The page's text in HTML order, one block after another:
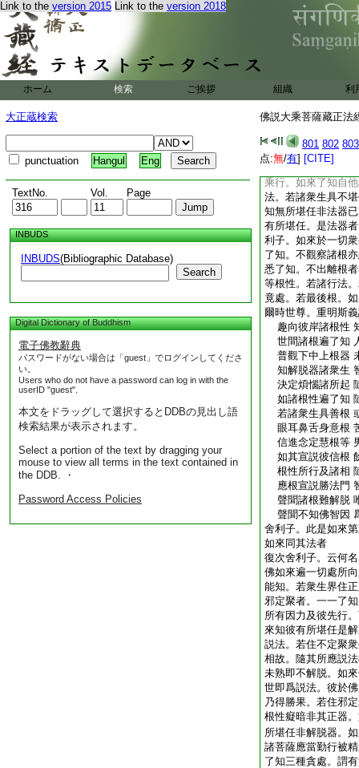
Link to the version 2015 Link to the version 2018
ホーム 検索 ご挨拶 組織 利
大正蔵検索
punctuation Hangul Eng
TextNo. Vol. Page
INBUDS
INBUDS(Bibliographic Database)
Search
Digital Dictionary of Buddhism
電子佛教辭典
パスワードがない場合は「guest」でログインしてくださ
い。
Users who do not have a password can log in with the
userID "guest".
本文をドラッグして選択するとDDBの見出し語
検索結果が表示されます。
Select a portion of the text by dragging your
mouse to view all terms in the text contained in
the DDB. ・
Password Access Policies
佛説大乘菩薩藏正法
801 802 803
点:無/有] [CITE]
諸衆生有精進根性
他根故。即爲宣説
定根性修勝慧行。
宣説禪定之法。若
法。總略乃至諸菩
生具聲聞根性。修
根故。即爲宣説聲
根性。修聲聞乘行
宣説縁覺乘法。若
聲聞縁覺乘行。如
説大乘之法。若諸
乘行。如來了知自
法。若諸衆生具不
知無所堪任非法器
有所堪任。是法器
利子。如來於一切
了知。不觀察諸根
悉了知。不出離根
等根性。若諸行法
竟處。若最後根。
爾時世尊。重明斯
趣向彼岸諸根性
世間諸根遍了知
普觀下中上根器
知解脱器諸衆生
決定煩惱諸所起
如諸根性遍了知
若諸衆生具善根
眼耳鼻舌身意根
信進念定慧根等
如其宣説彼信根
根性所行及諸相
應根宣説勝法門
聲聞諸根難解脱
聲聞不知佛智因
舍利子。此是如來
如來同其法者
復次舍利子。云何
佛如來遍一切處所
能知。若衆生界住
邪定聚者。一一了
所有因力及彼先行
來知彼有所堪任是
説法。若住不定聚
相故。隨其所應説
未熟即不解脱。如
世即爲説法。彼於
乃得勝果。若住邪
根性癡暗非其正器
所堪任非解脱器。
諸菩薩應當勤行被
了知三種貪處。謂